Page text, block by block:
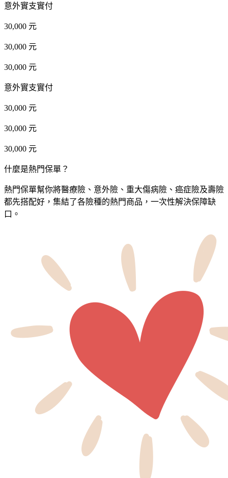
意外實支實付
30,000 元
30,000 元
30,000 元
意外實支實付
30,000 元
30,000 元
30,000 元
什麼是熱門保單？
熱門保單幫你將醫療險、意外險、重大傷病險、癌症險及壽險
都先搭配好，集結了各險種的熱門商品，一次性解決保障缺
口。